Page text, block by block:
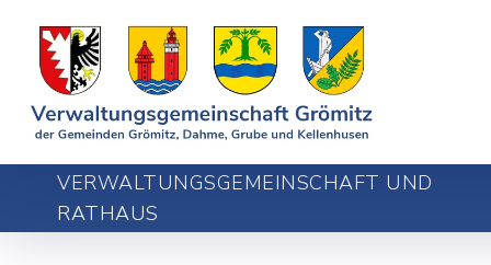
VERWALTUNGSGEMEINSCHAFT UND
RATHAUS